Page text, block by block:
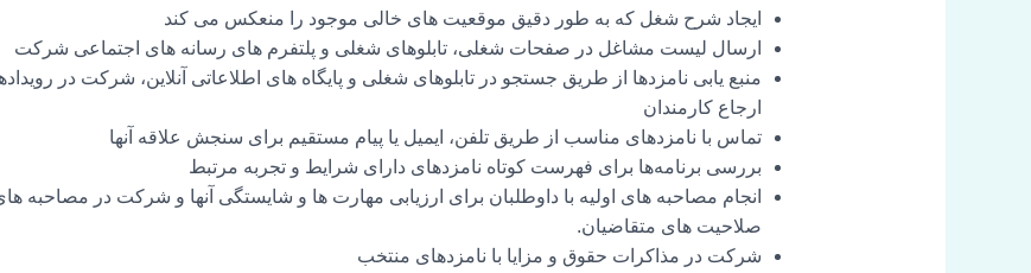
ایجاد شرح شغل که به طور دقیق موقعیت های خالی موجود را منعکس می کند
ارسال لیست مشاغل در صفحات شغلی، تابلوهای شغلی و پلتفرم های رسانه های اجتماعی شرکت
منبع یابی نامزدها از طریق جستجو در تابلوهای شغلی و پایگاه های اطلاعاتی آنلاین، شرکت در
ارجاع کارمندان
تماس با نامزدهای مناسب از طریق تلفن، ایمیل یا پیام مستقیم برای سنجش علاقه آنها
بررسی برنامه‌ها برای فهرست کوتاه نامزدهای دارای شرایط و تجربه مرتبط
انجام مصاحبه های اولیه با داوطلبان برای ارزیابی مهارت ها و شایستگی آنها و شرکت در مصاحبه
صلاحیت های متقاضیان.
شرکت در مذاکرات حقوق و مزایا با نامزدهای منتخب